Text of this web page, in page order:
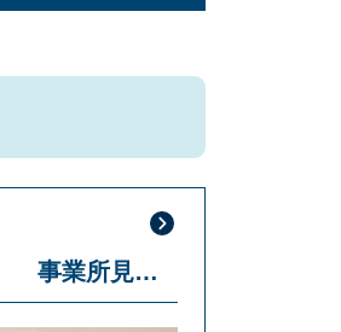
令和８年7月７日（火） 事業所見学会を開催します